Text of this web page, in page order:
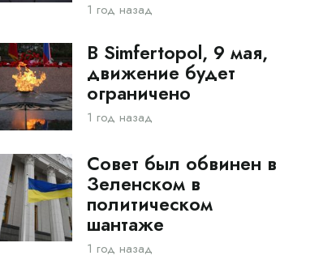
1 год назад
В Simfertopol, 9 мая,
движение будет
ограничено
1 год назад
Совет был обвинен в
Зеленском в
политическом
шантаже
1 год назад